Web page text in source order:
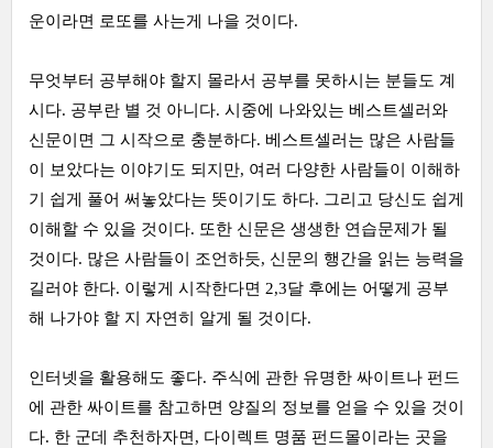
운이라면 로또를 사는게 나을 것이다.
무엇부터 공부해야 할지 몰라서 공부를 못하시는 분들도 계
시다. 공부란 별 것 아니다. 시중에 나와있는 베스트셀러와
신문이면 그 시작으로 충분하다. 베스트셀러는 많은 사람들
이 보았다는 이야기도 되지만, 여러 다양한 사람들이 이해하
기 쉽게 풀어 써놓았다는 뜻이기도 하다. 그리고 당신도 쉽게
이해할 수 있을 것이다. 또한 신문은 생생한 연습문제가 될
것이다. 많은 사람들이 조언하듯, 신문의 행간을 읽는 능력을
길러야 한다. 이렇게 시작한다면 2,3달 후에는 어떻게 공부
해 나가야 할 지 자연히 알게 될 것이다.
인터넷을 활용해도 좋다. 주식에 관한 유명한 싸이트나 펀드
에 관한 싸이트를 참고하면 양질의 정보를 얻을 수 있을 것이
다. 한 군데 추천하자면, 다이렉트 명품 펀드몰이라는 곳을